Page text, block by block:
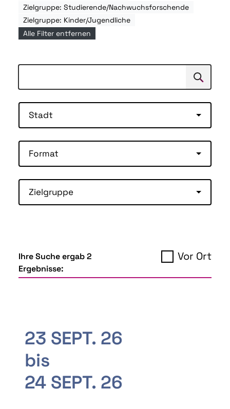
Zielgruppe: Studierende/Nachwuchsforschende
Zielgruppe: Kinder/Jugendliche
Alle Filter entfernen
Suchen
Stadt
Format
Zielgruppe
Ihre Suche ergab 2
Ergebnisse:
Vor Ort
23 SEPT. 26
bis
24 SEPT. 26